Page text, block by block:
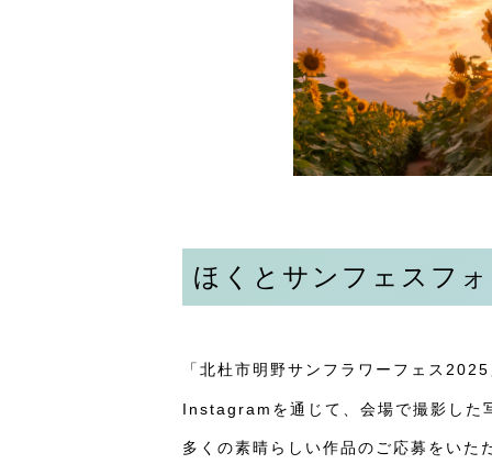
ほくとサンフェスフ
「北杜市明野サンフラワーフェス
Instagramを通じて、会場で撮影した
多くの素晴らしい作品のご応募をいた